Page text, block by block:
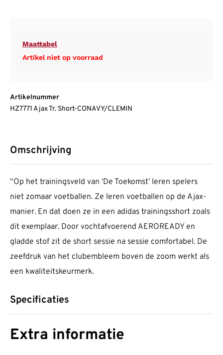
Maattabel
Artikel niet op voorraad
Artikelnummer
HZ7771 Ajax Tr. Short-CONAVY/CLEMIN
Omschrijving
“Op het trainingsveld van ‘De Toekomst’ leren spelers
niet zomaar voetballen. Ze leren voetballen op de Ajax-
manier. En dat doen ze in een adidas trainingsshort zoals
dit exemplaar. Door vochtafvoerend AEROREADY en
gladde stof zit de short sessie na sessie comfortabel. De
zeefdruk van het clubembleem boven de zoom werkt als
een kwaliteitskeurmerk.
Specificaties
Extra informatie